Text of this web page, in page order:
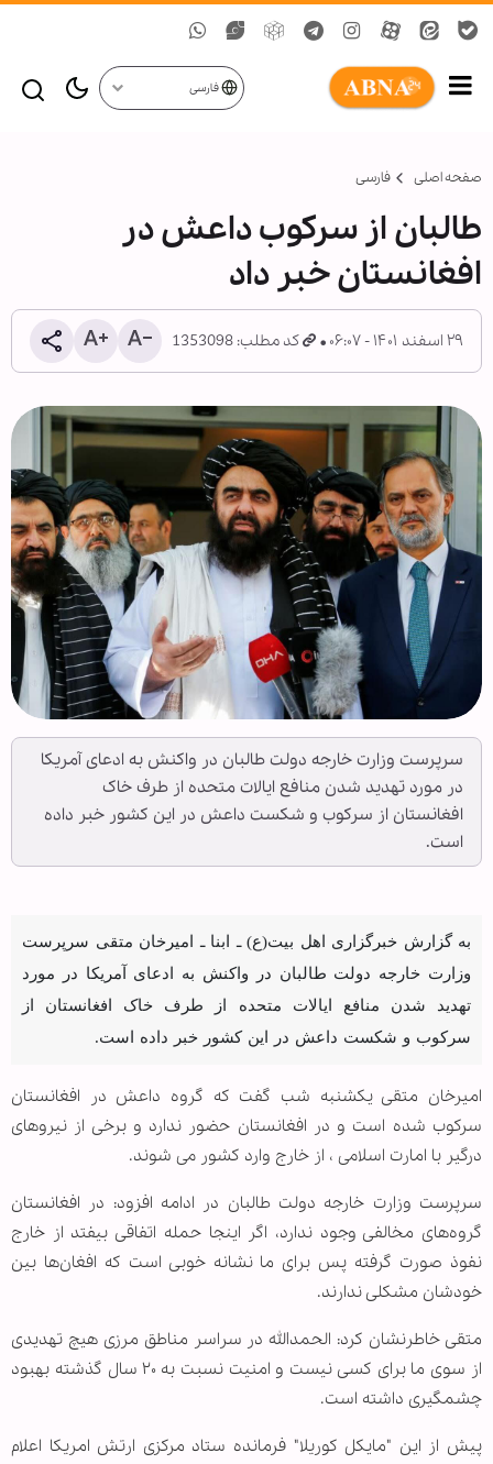
فارسی
صفحه اصلی فارسی
طالبان از سرکوب داعش در
افغانستان خبر داد
۲۹ اسفند ۱۴۰۱ - ۰۶:۰۷ کد مطلب: 1353098
سرپرست وزارت خارجه دولت طالبان در واکنش به ادعای آمریکا
در مورد تهدید شدن منافع ایالات متحده از طرف خاک
افغانستان از سرکوب و شکست داعش در این کشور خبر داده
است.
به گزارش خبرگزاری اهل بیت(ع) ـ ابنا ـ امیرخان متقی سرپرست
وزارت خارجه دولت طالبان در واکنش به ادعای آمریکا در مورد
تهدید شدن منافع ایالات متحده از طرف خاک افغانستان از
سرکوب و شکست داعش در این کشور خبر داده است.
امیرخان متقی یکشنبه شب گفت که گروه داعش در افغانستان
سرکوب شده است و در افغانستان حضور ندارد و برخی از نیروهای
درگیر با امارت اسلامی ، از خارج وارد کشور می شوند.
سرپرست وزارت خارجه دولت طالبان در ادامه افزود: در افغانستان
گروه‌های مخالفی وجود ندارد، اگر اینجا حمله اتفاقی بیفتد از خارج
نفوذ صورت گرفته پس برای ما نشانه خوبی است که افغان‌ها بین
خودشان مشکلی ندارند.
متقی خاطرنشان کرد: الحمدالله در سراسر مناطق مرزی هیچ تهدیدی
از سوی ما برای کسی نیست و امنیت نسبت به ۲۰ سال گذشته بهبود
چشمگیری داشته است.
پیش از این "مایکل کوریلا" فرمانده ستاد مرکزی ارتش امریکا اعلام